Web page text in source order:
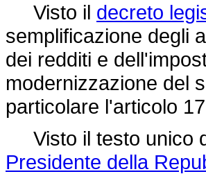
Visto il decreto
semplificazione degli
dei redditi e
modernizzazione del
particolare l'articolo
Visto il testo unico
Presidente della